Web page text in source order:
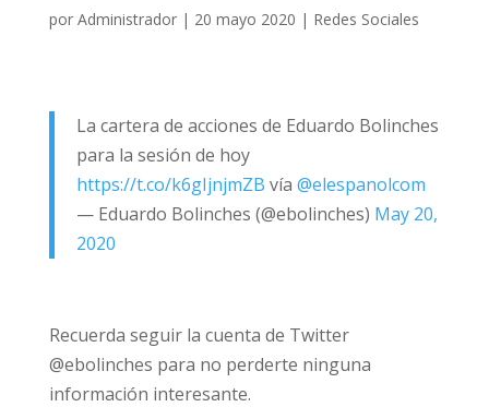
por Administrador| 20 mayo 2020 | Redes Sociales
La cartera de acciones de Eduardo Bolinches
para la sesión de hoy
https://t.co/k6gIjnjmZB vía @elespanolcom
— Eduardo Bolinches (@ebolinches) May 20,
2020
Recuerda seguir la cuenta de Twitter
@ebolinches para no perderte ninguna
información interesante.